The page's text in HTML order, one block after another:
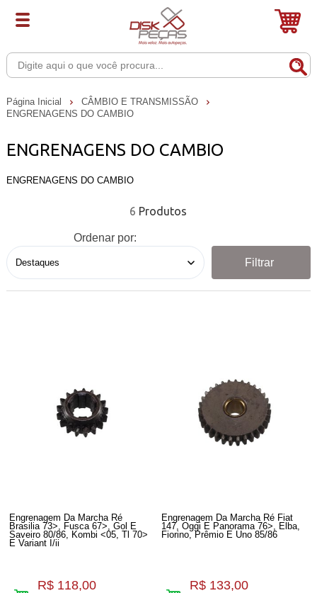
Página Inicial
CÂMBIO E TRANSMISSÃO
ENGRENAGENS DO CAMBIO
ENGRENAGENS DO CAMBIO
ENGRENAGENS DO CAMBIO
6
Ordenar por:
Filtrar
Engrenagem Da Marcha Ré
Brasilia 73>, Fusca 67>, Gol E
Saveiro 80/86, Kombi <05, Tl 70>
E Variant I/ii
R$ 118,00
Engrenagem Da Marcha Ré Fiat
147, Oggi E Panorama 76>, Elba,
Fiorino, Prêmio E Uno 85/86
R$ 133,00